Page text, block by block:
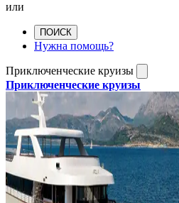
или
ПОИСК
Нужна помощь?
Приключенческие круизы
Приключенческие круизы